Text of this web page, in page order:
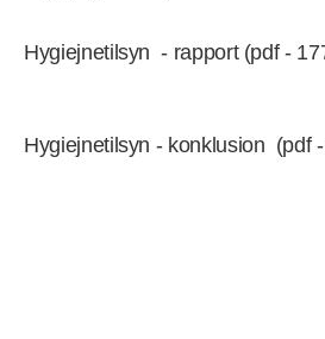
Hygiejnetilsyn - rapport (pdf -
Hygiejnetilsyn - konklusion (pdf